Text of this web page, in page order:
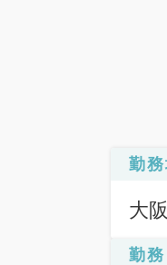
勤
大
勤